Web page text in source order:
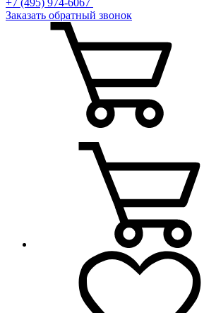
+7 (495) 974-6067
Заказать обратный звонок